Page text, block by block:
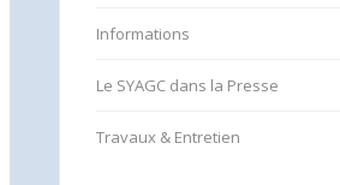
Informations
Le SYAGC dans la Presse
Travaux & Entretien